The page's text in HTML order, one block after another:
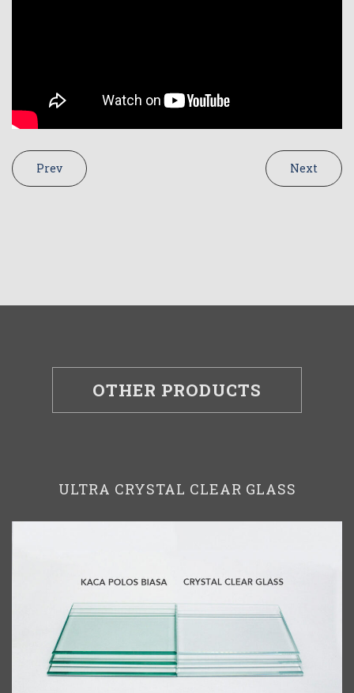
Prev Next
OTHER PRODUCTS
ULTRA CRYSTAL CLEAR GLASS